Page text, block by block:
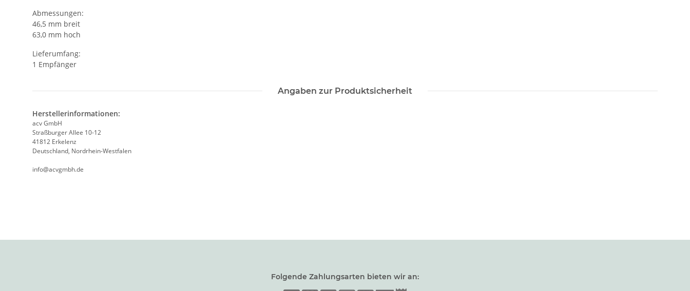
Abmessungen:
46,5 mm breit
63,0 mm hoch
Lieferumfang:
1 Empfänger
Angaben zur Produktsicherheit
Herstellerinformationen:
acv GmbH
Straßburger Allee 10-12
41812 Erkelenz
Deutschland, Nordrhein-Westfalen
info@acvgmbh.de
Folgende Zahlungsarten bieten wir an: